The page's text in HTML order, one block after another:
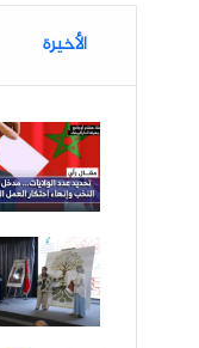
الأخيرة